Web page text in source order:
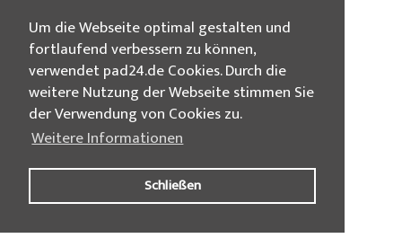
Um die Webseite optimal gestalten und
fortlaufend verbessern zu können,
verwendet pad24.de Cookies. Durch die
weitere Nutzung der Webseite stimmen Sie
der Verwendung von Cookies zu.
Weitere Informationen
Schließen